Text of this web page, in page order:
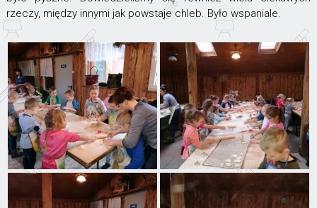
rzeczy, między innymi jak powstaje chleb. Było wspaniale.